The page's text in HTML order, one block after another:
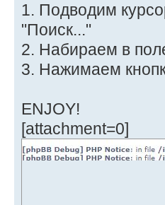
1. Подводим
"Поиск..."
2. Набираем в
3. Нажимаем
ENJOY!
[attachment=0]